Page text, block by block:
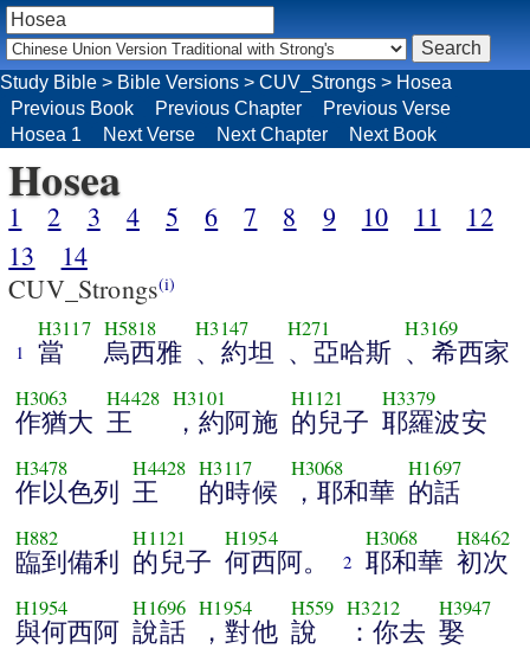
Study Bible > Bible Versions > CUV_Strongs > Hosea
Previous Book
Previous Chapter
Previous Verse
Hosea 1
Next Verse Next Chapter Next Book
Hosea
1 2 3 4 5 6 7 8 9 10 11
12
13
14
CUV_Strongs(i)
1
H3117
當
H5818
烏西雅
H3147
、約坦
H271
、亞哈斯
H3169
、希西家
H3063
作猶大
H4428
王
H3101
，約阿施
H1121
的兒子
H3379
耶羅波安
H3478
作以色列
H4428
王
H3117
的時候
H3068
，耶和華
H1697
的話
H882
臨到備利
H1121
的兒子
H1954
何西阿。 2
H3068
耶和華
H8462
初次
H1954
與何西阿
H1696
說話
H1954
，對他
H559
說
H3212
：你去
H3947
娶